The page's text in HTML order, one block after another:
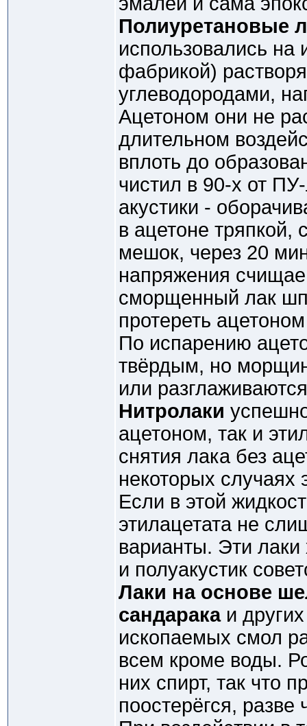
Полиуретановые
использовались на
фабрикой)
углеводородами,
Ацетоном они не
длительном
вплоть до
чистил в 90-х от
акустики -
в ацетоне тряпкой,
мешок, через 20
напряжения
сморщенный лак
протереть
По испарению
твёрдым, но
или
Нитролаки
ацетоном, так и
снятия лака без
некоторых случаях
Если в этой
этилацетата не
варианты. Эти лаки
и полуакустик
Лаки на основе
сандаракаи
ископаемых смол
всем кроме воды.
них спирт, так что
поостерёгся, разве